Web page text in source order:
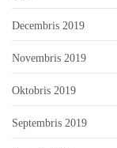
Decembris 2019
Novembris 2019
Oktobris 2019
Septembris 2019